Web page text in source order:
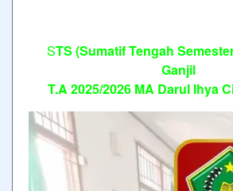
STS (Sumatif Tengah
Ganjil
T.A 2025/2026 MA Darul Ihya